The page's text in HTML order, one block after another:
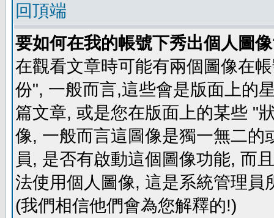
回頂端
要如何在我的帳號下秀出個人圖
在觀看文章時可能有兩個圖像在
份", 一般而言,這些會是版面上的
篇文章, 或是您在版面上的某些 "
像, 一般而言這圖像是獨一無二
員, 是否有啟動這個圖像功能, 而
法使用個人圖像, 這是系統管理
(我們相信他們會為您解釋的!)